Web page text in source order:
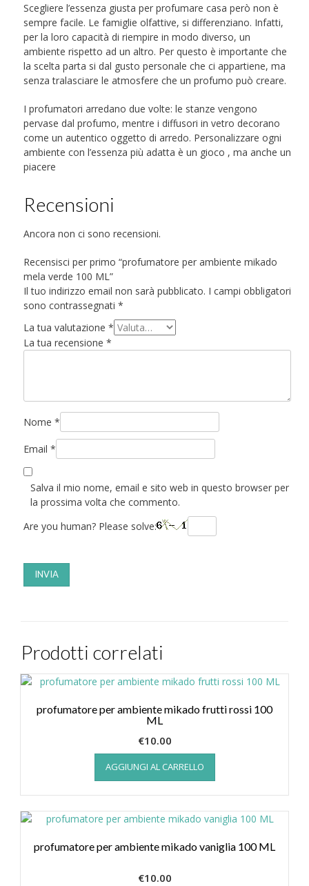
Scegliere l’essenza giusta per profumare casa però non è
sempre facile. Le famiglie olfattive, si differenziano. Infatti,
per la loro capacità di riempire in modo diverso, un
ambiente rispetto ad un altro. Per questo è importante che
la scelta parta si dal gusto personale che ci appartiene, ma
senza tralasciare le atmosfere che un profumo può creare.
I profumatori arredano due volte: le stanze vengono
pervase dal profumo, mentre i diffusori in vetro decorano
come un autentico oggetto di arredo. Personalizzare ogni
ambiente con l’essenza più adatta è un gioco , ma anche un
piacere
Recensioni
Ancora non ci sono recensioni.
Recensisci per primo “profumatore per ambiente mikado
mela verde 100 ML”
Il tuo indirizzo email non sarà pubblicato. I campi obbligatori
sono contrassegnati *
La tua valutazione *
La tua recensione *
Nome *
Email *
Salva il mio nome, email e sito web in questo browser per
la prossima volta che commento.
Are you human? Please solve:
Prodotti correlati
profumatore per ambiente mikado frutti rossi 100
ML
€10.00
AGGIUNGI AL CARRELLO
profumatore per ambiente mikado vaniglia 100 ML
€10.00